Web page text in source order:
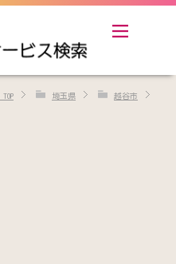
TOP 埼玉県 越谷市